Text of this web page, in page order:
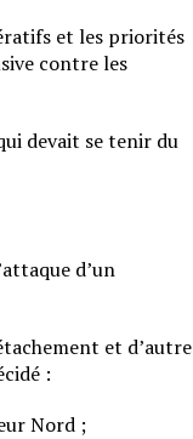
et les priorités
contre les
devait se tenir du
d’un
et d’autre
:
Nord ;